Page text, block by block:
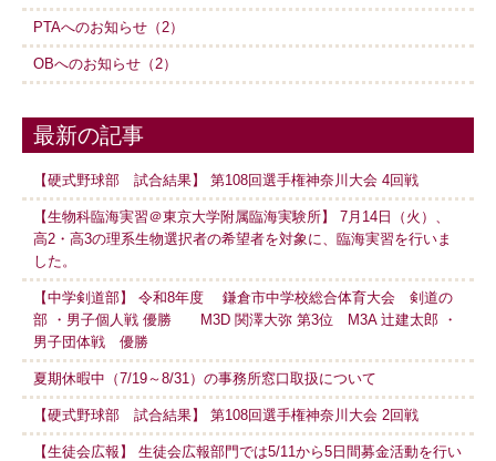
PTAへのお知らせ（2）
OBへのお知らせ（2）
最新の記事
【硬式野球部 試合結果】 第108回選手権神奈川大会 4回戦
【生物科臨海実習＠東京大学附属臨海実験所】 7月14日（火）、
高2・高3の理系生物選択者の希望者を対象に、臨海実習を行いま
した。
【中学剣道部】 令和8年度 鎌倉市中学校総合体育大会 剣道の
部 ・男子個人戦 優勝 M3D 関澤大弥 第3位 M3A 辻建太郎 ・
男子団体戦 優勝
夏期休暇中（7/19～8/31）の事務所窓口取扱について
【硬式野球部 試合結果】 第108回選手権神奈川大会 2回戦
【生徒会広報】 生徒会広報部門では5/11から5日間募金活動を行い